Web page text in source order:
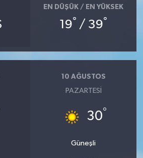
EN DÜŞÜK / EN YÜKSEK
19° / 39°
10 AĞUSTOS
PAZARTESI
30°
Güneşli